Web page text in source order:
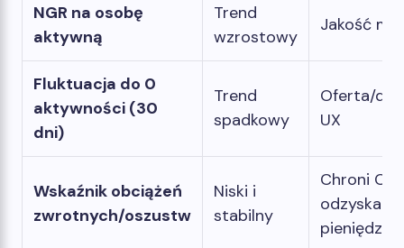
NGR na osobę
aktywną
Trend
wzrostowy
Jakość
Fluktuacja do 0
aktywności (30
dni)
Trend
spadkowy
Oferta/
UX
Wskaźnik obciążeń
zwrotnych/oszustw
Niski i
stabilny
Chroni
pieniędzy